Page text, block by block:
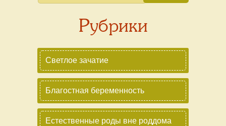
Рубрики
Светлое зачатие
Благостная беременность
Естественные роды вне роддома